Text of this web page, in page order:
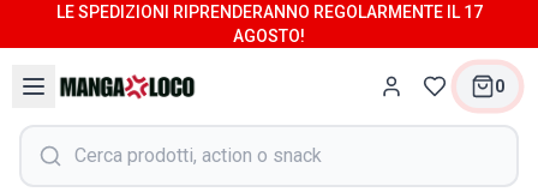
LE SPEDIZIONI RIPRENDERANNO REGOLARMENTE IL 17
AGOSTO!
0